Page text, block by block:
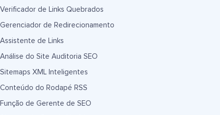
Verificador de Links Quebrados
Gerenciador de Redirecionamento
Assistente de Links
Análise do Site Auditoria SEO
Sitemaps XML Inteligentes
Conteúdo do Rodapé RSS
Função de Gerente de SEO